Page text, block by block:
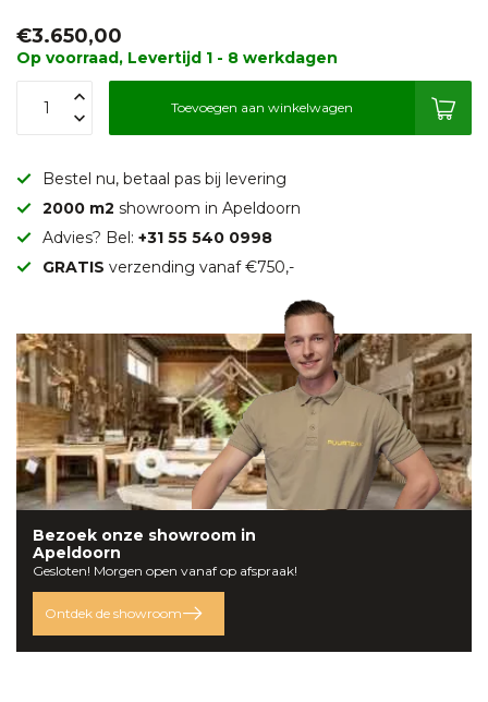
€3.650,00
Op voorraad, Levertijd 1 - 8 werkdagen
Toevoegen aan winkelwagen
Bestel nu, betaal pas bij levering
2000 m2 showroom in Apeldoorn
Advies? Bel: +31 55 540 0998
GRATIS verzending vanaf €750,-
Bezoek onze showroom in
Apeldoorn
Gesloten! Morgen open vanaf op afspraak!
Ontdek de showroom